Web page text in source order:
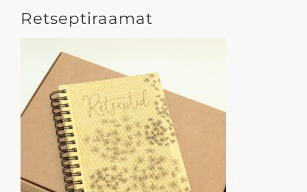
Retseptiraamat